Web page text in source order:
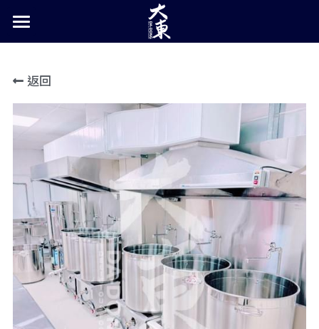
關於大東
餐飲設備
各類餐飲設備 全新/二手
POS機 出單機 貼紙機 發票機
製冰機系統
特殊/製冰 霜淇淋機
烘焙設備
咖啡機 磨豆機
封口機 果糖機 真空包裝機
星崎企鵝 經銷總匯
系統設計規劃
淨水系統 水過濾系統
(夯)個人燒肉 日本專用單人烤爐
抽風系統 靜電機 水洗機
廚房設計/規劃/施工
餐車設計
展區位置
統包案例
拆除/搬運工程
聯絡諮詢
返回